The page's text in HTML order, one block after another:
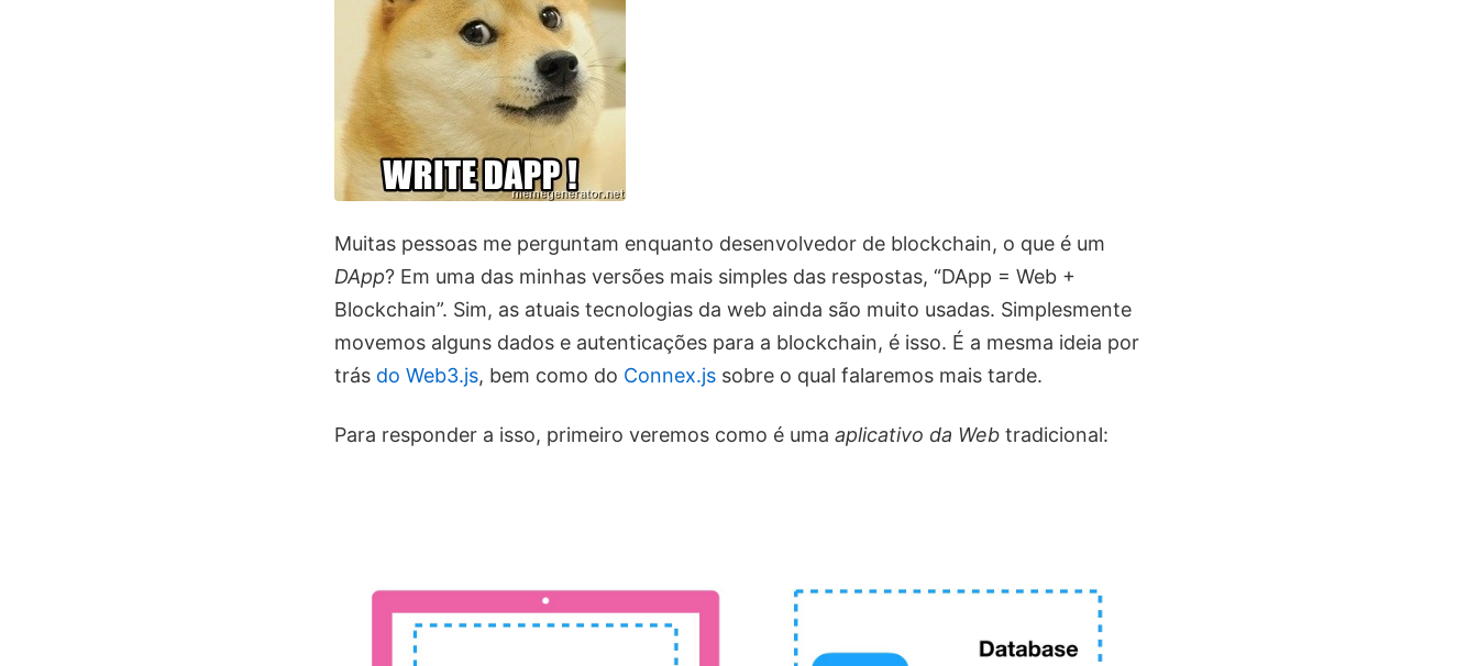
Muitas pessoas me perguntam enquanto desenvolvedor de blockchain, o que é um
DApp? Em uma das minhas versões mais simples das respostas, “DApp = Web +
Blockchain”. Sim, as atuais tecnologias da web ainda são muito usadas. Simplesmente
movemos alguns dados e autenticações para a blockchain, é isso. É a mesma ideia por
trás do Web3.js, bem como do Connex.js sobre o qual falaremos mais tarde.
Para responder a isso, primeiro veremos como é uma aplicativo da Web tradicional: